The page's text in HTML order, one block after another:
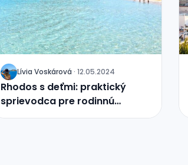
J Lívia Voskárová · 12.05.2024
Rhodos s deťmi: praktický
sprievodca pre rodinnú
dovolenku